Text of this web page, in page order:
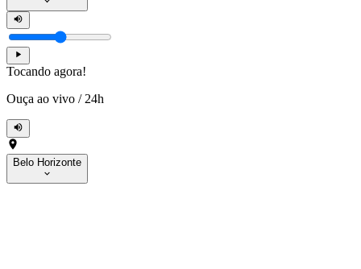
Tocando agora!
Ouça ao vivo / 24h
Belo Horizonte